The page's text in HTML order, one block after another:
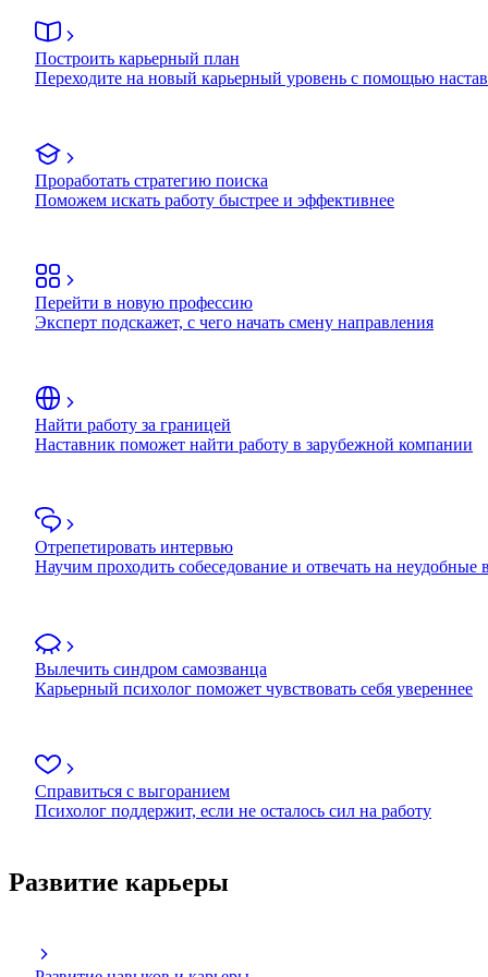
Построить карьерный план
Переходите на новый карьерный уровень с помощью
Проработать стратегию поиска
Поможем искать работу быстрее и эффективнее
Перейти в новую профессию
Эксперт подскажет, с чего начать смену направления
Найти работу за границей
Наставник поможет найти работу в зарубежной компании
Отрепетировать интервью
Научим проходить собеседование и отвечать на неудобные
Вылечить синдром самозванца
Карьерный психолог поможет чувствовать себя увереннее
Справиться с выгоранием
Психолог поддержит, если не осталось сил на работу
Развитие карьеры